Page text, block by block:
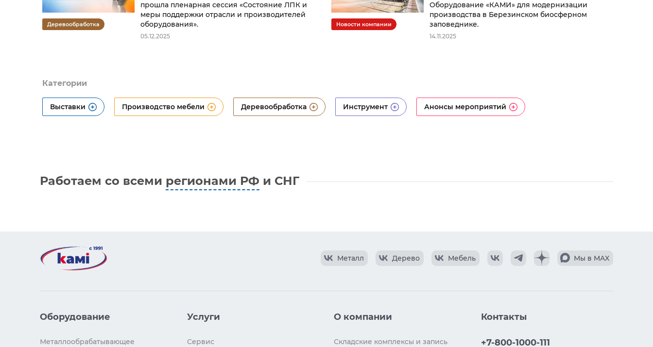
Деревообработка
прошла пленарная сессия «Состояние ЛПК и
меры поддержки отрасли и производителей
оборудования».
05.12.2025
Новости компании
Оборудование «КАМИ» для модернизации
производства в Березинском биосферном
заповеднике.
14.11.2025
Категории
Выставки Производство мебели Деревообработка Инструмент Анонсы мероприятий
Работаем со всеми регионами РФ и СНГ
Металл Дерево Мебель Мы в MAX
Оборудование
Металлообрабатывающее
Услуги
Сервис
О компании
Складские комплексы и запись
Контакты
+7-800-1000-111